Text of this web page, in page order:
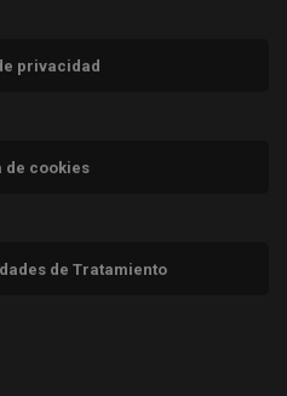
privacidad
de cookies
de Tratamiento